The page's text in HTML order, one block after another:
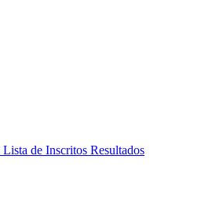
Lista de Inscritos Resultados